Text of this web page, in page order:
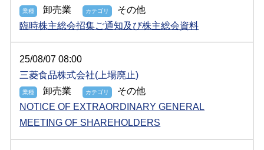
卸売業
その他
臨時株主総会招集ご通知及び株主総会資料
25/08/07 08:00
三菱食品株式会社(上場廃止)
卸売業
その他
NOTICE OF EXTRAORDINARY GENERAL
MEETING OF SHAREHOLDERS